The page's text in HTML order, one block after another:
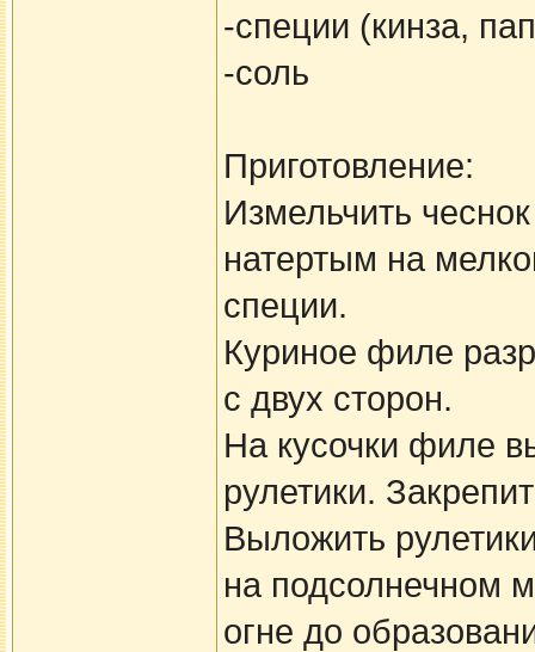
-специи (кинза,
-соль
Приготовление:
Измельчить
натертым на
специи.
Куриное филе
с двух сторон.
На кусочки филе
рулетики.
Выложить
на подсолнечном
огне до